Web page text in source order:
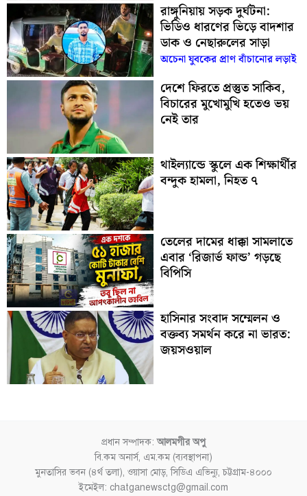
রাঙ্গুনিয়ায় সড়ক দুর্ঘটনা:
ভিডিও ধারণের ভিড়ে বাদশার
ডাক ও নেছারুলের সাড়া
অচেনা যুবকের প্রাণ বাঁচানোর লড়াই
দেশে ফিরতে প্রস্তুত সাকিব,
বিচারের মুখোমুখি হতেও ভয়
নেই তার
থাইল্যান্ডে স্কুলে এক শিক্ষার্থীর
বন্দুক হামলা, নিহত ৭
তেলের দামের ধাক্কা সামলাতে
এবার ‘রিজার্ভ ফান্ড’ গড়ছে
বিপিসি
হাসিনার সংবাদ সম্মেলন ও
বক্তব্য সমর্থন করে না ভারত:
জয়সওয়াল
প্রধান সম্পাদক:আলমগীর অপু
বি.কম অনার্স, এম.কম (ব্যবস্থাপনা)
মুনতাসির ভবন (৪র্থ তলা), ওয়াসা মোড়, সিডিএ এভিন্যু, চট্টগ্রাম-৪০০০
ইমেইল: chatganewsctg@gmail.com